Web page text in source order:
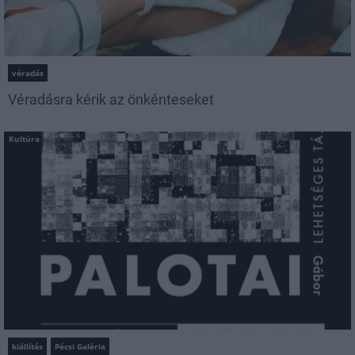
véradás
Véradásra kérik az önkénteseket
Kultúra
kiállítás Pécsi Galéria